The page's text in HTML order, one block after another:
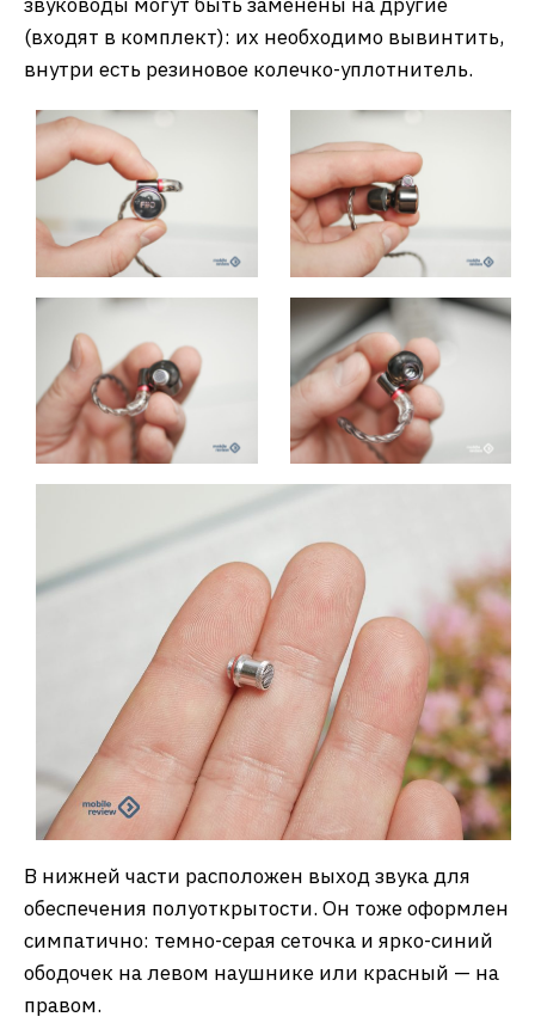
(входят в комплект): их необходимо вывинтить,
внутри есть резиновое колечко-уплотнитель.
В нижней части расположен выход звука для
обеспечения полуоткрытости. Он тоже оформлен
симпатично: темно-серая сеточка и ярко-синий
ободочек на левом наушнике или красный — на
правом.